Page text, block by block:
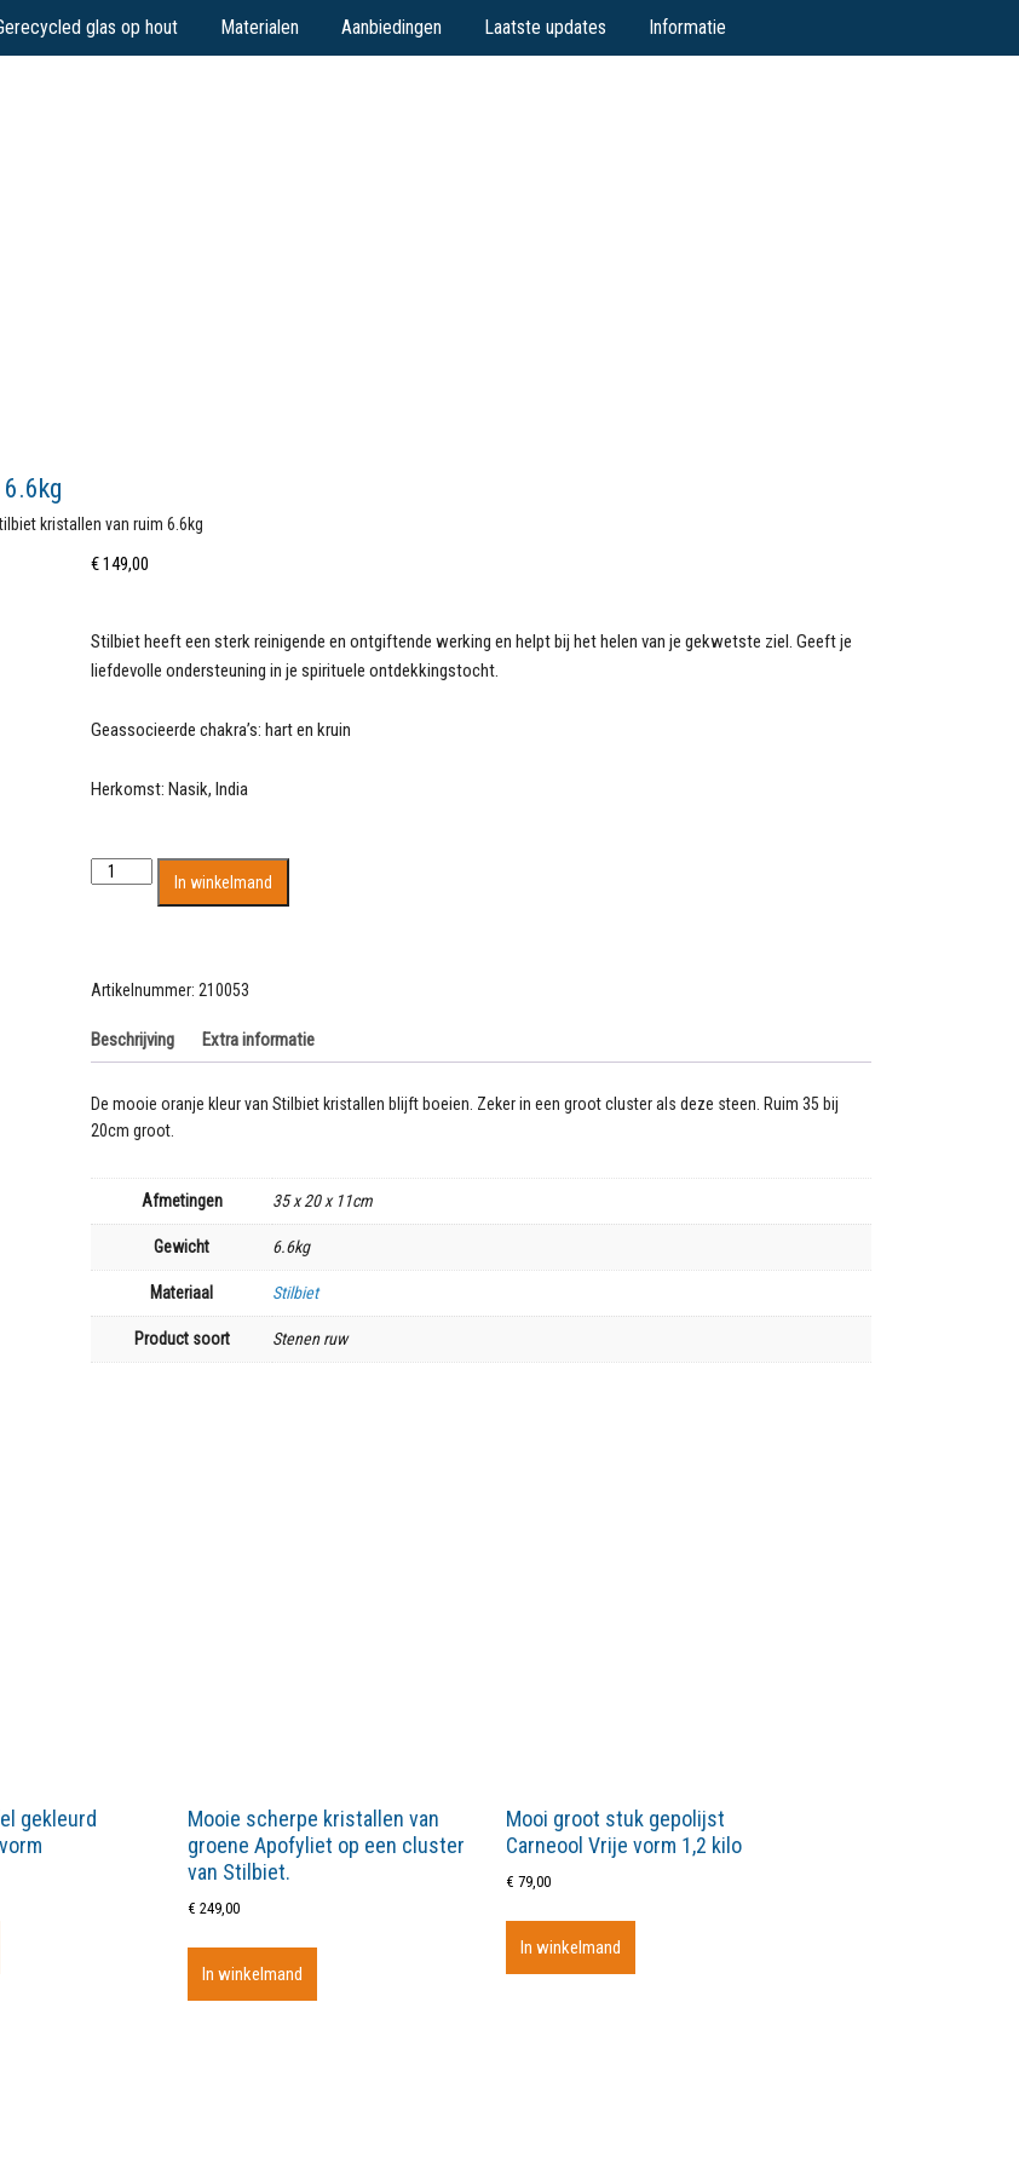
glas op hout Materialen Aanbiedingen Laatste updates Informatie
kristallen van ruim 6.6kg
€149,00
Stilbiet heeft een sterk reinigende en ontgiftende werking en helpt bij het helen van je gekwetste ziel. Geeft je
liefdevolle ondersteuning in je spirituele ontdekkingstocht.
Geassocieerde chakra’s: hart en kruin
Herkomst: Nasik, India
Enorm
ruim
In winkelmand
Artikelnummer: 210053
Beschrijving Extra informatie
De mooie oranje kleur van Stilbiet kristallen blijft boeien. Zeker in een groot cluster als deze steen. Ruim 35 bij
20cm groot.
Afmetingen 35 x 20 x 11cm
Gewicht 6.6kg
Materiaal Stilbiet
Product soort Stenen ruw
gekleurd
Mooie scherpe kristallen van
groene Apofyliet op een cluster
van Stilbiet.
€ 249,00
In winkelmand
Mooi groot stuk gepolijst
Carneool Vrije vorm 1,2 kilo
€ 79,00
In winkelmand